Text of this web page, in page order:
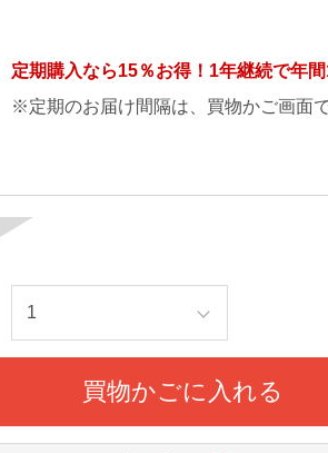
定期購入なら15％お得！1年継続で年間
※定期のお届け間隔は、買物かご画面
買物かごに入れる